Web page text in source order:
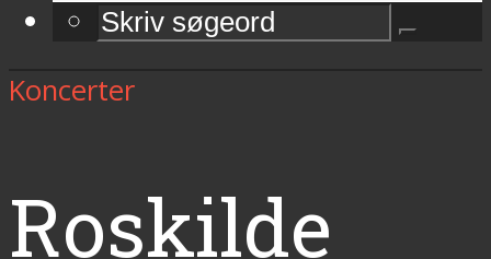
Koncerter
Roskilde